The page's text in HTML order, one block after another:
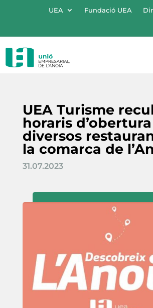
UEA Fundació UEA
UEA Turisme
horaris
diversos
la comarca de
31.07.2023